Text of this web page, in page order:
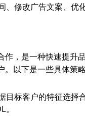
、修改广告文案、优
作，是一种快速提升
以下是一些具体策略
目标客户的特征选
。